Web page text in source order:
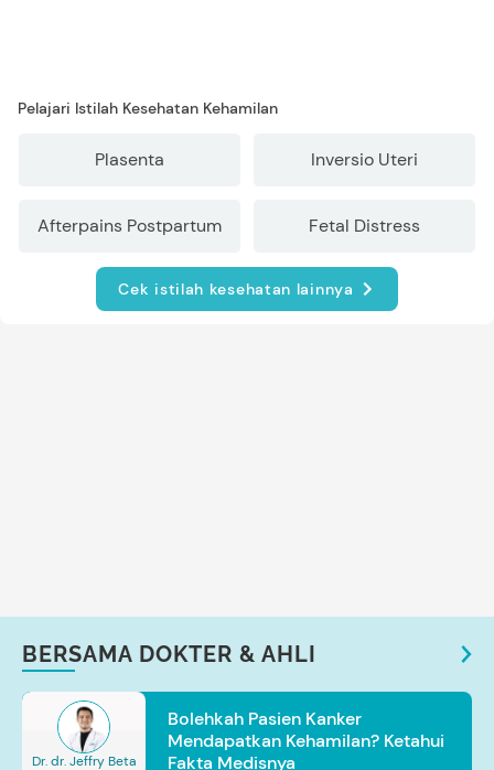
Pelajari Istilah Kesehatan Kehamilan
Plasenta Inversio Uteri
Afterpains Postpartum Fetal Distress
Cek istilah kesehatan lainnya
BERSAMA DOKTER & AHLI
Dr. dr. Jeffry Beta
Bolehkah Pasien Kanker
Mendapatkan Kehamilan? Ketahui
Fakta Medisnya